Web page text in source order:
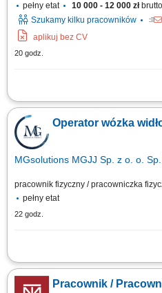
pełny etat
10 000 - 12 000 zł
Szukamy kilku pracowników
aplikuj bez CV
20 godz.
Zadania: obsługa wózków widłowych
czołowych (frontowych) transport oraz
kolejowych; załadunek i rozładunek
bezpieczeństwa oraz obowiązujących
Operator wózka
MGsolutions MGJJ Sp. z o. o. Sp.
pracownik fizyczny / pracowniczka
pełny etat
22 godz.
Opis stanowiska Magazynowanie
towarów dostarczanych do magazynu;
Przygotowywanie towaru do dalszej
Pracownik /